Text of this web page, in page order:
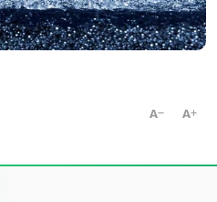
A A